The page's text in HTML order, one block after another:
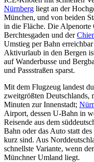
Nürnberg liegt an der
München, und von beiden
in die Fläche. Die
Berchtesgaden und der
Umstieg per Bahn
Aktivurlaub in den Bergen
auf Wanderbusse und
und Passstraßen sparst.
Mit dem Flugzeug landest
zweitgrößten Deutschlands,
Minuten zur Innenstadt;
Airport, dessen U-Bahn in
Reisende aus dem
Bahn oder das Auto statt
kurz sind. Aus
schnellste Variante, wenn
Münchner Umland liegt.